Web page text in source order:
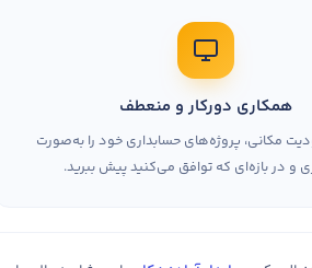
همکاری دورکار و منعطف
مکانی، پروژه‌های حسابداری خود را به‌صورت
و در بازه‌ای که توافق می‌کنید پیش ببرید.